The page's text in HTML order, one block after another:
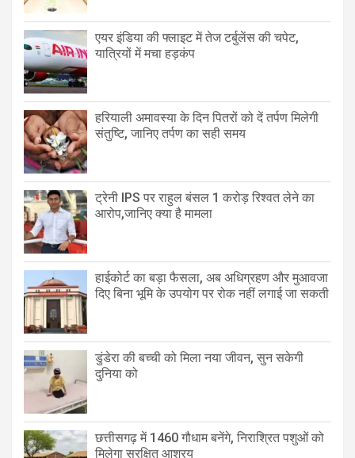
एयर इंडिया की फ्लाइट में तेज टर्बुलेंस की चपेट,
यात्रियों में मचा हड़कंप
हरियाली अमावस्या के दिन पितरों को दें तर्पण मिलेगी
संतुष्टि, जानिए तर्पण का सही समय
ट्रेनी IPS पर राहुल बंसल 1 करोड़ रिश्वत लेने का
आरोप,जानिए क्या है मामला
हाईकोर्ट का बड़ा फैसला, अब अधिग्रहण और मुआवजा
दिए बिना भूमि के उपयोग पर रोक नहीं लगाई जा सकती
डुंडेरा की बच्ची को मिला नया जीवन, सुन सकेगी
दुनिया को
छत्तीसगढ़ में 1460 गौधाम बनेंगे, निराश्रित पशुओं को
मिलेगा सुरक्षित आश्रय